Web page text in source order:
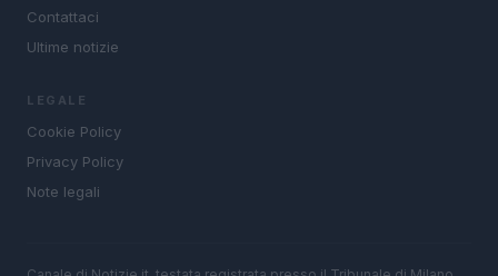
Contattaci
Ultime notizie
LEGALE
Cookie Policy
Privacy Policy
Note legali